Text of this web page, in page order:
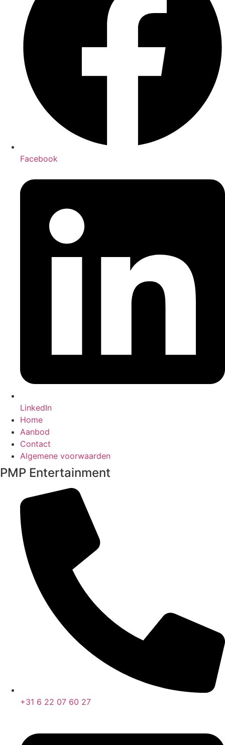
Facebook
LinkedIn
Home
Aanbod
Contact
Algemene voorwaarden
PMP Entertainment
+31 6 22 07 60 27